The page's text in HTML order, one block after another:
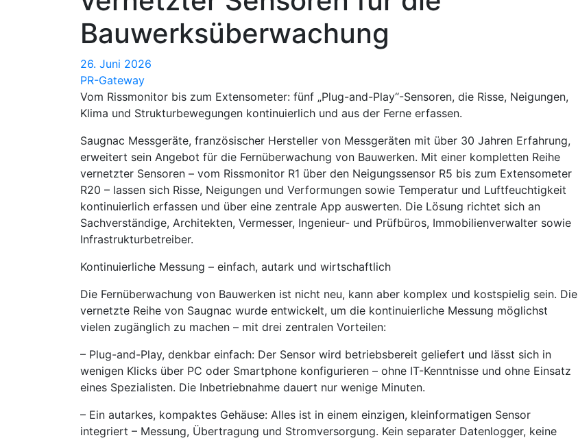
Bauwerksüberwachung
26. Juni 2026
PR-Gateway
Vom Rissmonitor bis zum Extensometer: fünf „Plug-and-Play“-Sensoren, die Risse, Neigungen,
Klima und Strukturbewegungen kontinuierlich und aus der Ferne erfassen.
Saugnac Messgeräte, französischer Hersteller von Messgeräten mit über 30 Jahren Erfahrung,
erweitert sein Angebot für die Fernüberwachung von Bauwerken. Mit einer kompletten Reihe
vernetzter Sensoren – vom Rissmonitor R1 über den Neigungssensor R5 bis zum Extensometer
R20 – lassen sich Risse, Neigungen und Verformungen sowie Temperatur und Luftfeuchtigkeit
kontinuierlich erfassen und über eine zentrale App auswerten. Die Lösung richtet sich an
Sachverständige, Architekten, Vermesser, Ingenieur- und Prüfbüros, Immobilienverwalter sowie
Infrastrukturbetreiber.
Kontinuierliche Messung – einfach, autark und wirtschaftlich
Die Fernüberwachung von Bauwerken ist nicht neu, kann aber komplex und kostspielig sein. Die
vernetzte Reihe von Saugnac wurde entwickelt, um die kontinuierliche Messung möglichst
vielen zugänglich zu machen – mit drei zentralen Vorteilen:
– Plug-and-Play, denkbar einfach: Der Sensor wird betriebsbereit geliefert und lässt sich in
wenigen Klicks über PC oder Smartphone konfigurieren – ohne IT-Kenntnisse und ohne Einsatz
eines Spezialisten. Die Inbetriebnahme dauert nur wenige Minuten.
– Ein autarkes, kompaktes Gehäuse: Alles ist in einem einzigen, kleinformatigen Sensor
integriert – Messung, Übertragung und Stromversorgung. Kein separater Datenlogger, keine